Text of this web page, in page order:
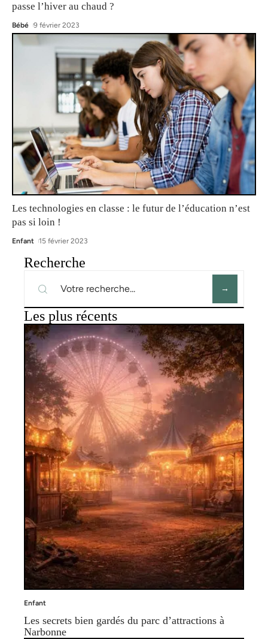
passe l’hiver au chaud ?
Bébé 9 février 2023
Les technologies en classe : le futur de l’éducation n’est
pas si loin !
Enfant 15 février 2023
Recherche
Les plus récents
Enfant
Les secrets bien gardés du parc d’attractions à
Narbonne